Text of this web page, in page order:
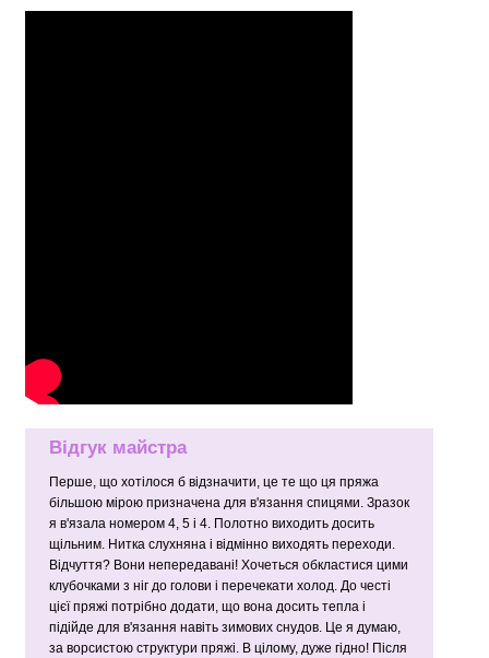
Відгук майстра
Перше, що хотілося б відзначити, це те що ця пряжа
більшою мірою призначена для в'язання спицями. Зразок
я в'язала номером 4, 5 і 4. Полотно виходить досить
щільним. Нитка слухняна і відмінно виходять переходи.
Відчуття? Вони непередавані! Хочеться обкластися цими
клубочками з ніг до голови і перечекати холод. До честі
цієї пряжі потрібно додати, що вона досить тепла і
підійде для в'язання навіть зимових снудов. Це я думаю,
за ворсистою структури пряжі. В цілому, дуже гідно! Після